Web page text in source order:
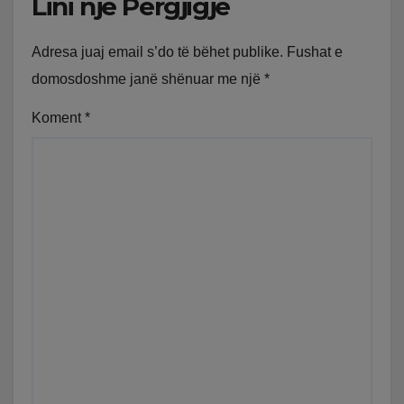
Lini një Përgjigje
Adresa juaj email s’do të bëhet publike. Fushat e
domosdoshme janë shënuar me një *
Koment *